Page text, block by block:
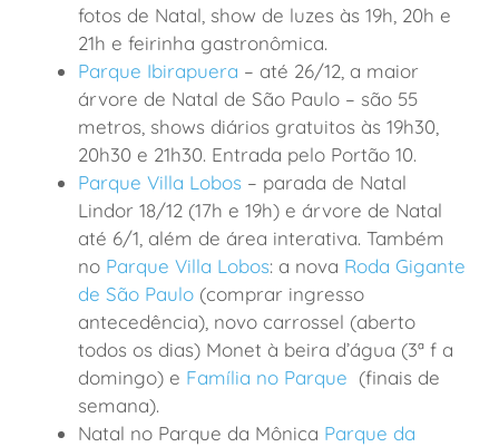
fotos de Natal, show de luzes às 19h, 20h e
21h e feirinha gastronômica.
Parque Ibirapuera – até 26/12, a maior
árvore de Natal de São Paulo – são 55
metros, shows diários gratuitos às 19h30,
20h30 e 21h30. Entrada pelo Portão 10.
Parque Villa Lobos– parada de Natal
Lindor 18/12 (17h e 19h) e árvore de Natal
até 6/1, além de área interativa. Também
no Parque Villa Lobos: a nova Roda Gigante
de São Paulo(comprar ingresso
antecedência), novo carrossel (aberto
todos os dias) Monet à beira d’água (3ª f a
domingo) e Família no Parque (finais de
semana).
Natal no Parque da Mônica Parque da